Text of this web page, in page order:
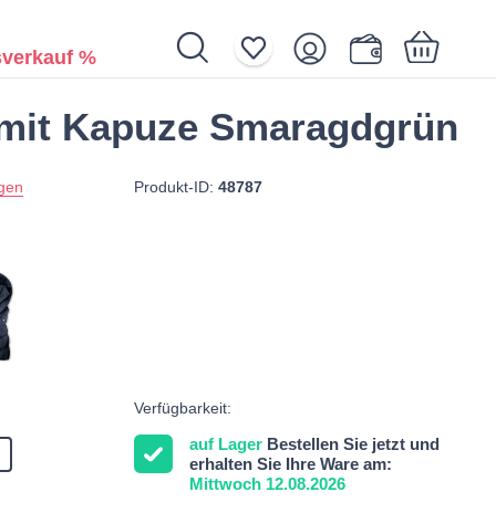
%
Ihr Warenkorb ist noch leer.
Kapuze Smaragdgrün
Produkt-ID: 48787
Verfügbarkeit:
auf Lager Bestellen Sie jetzt und
erhalten Sie Ihre Ware am:
Mittwoch 12.08.2026